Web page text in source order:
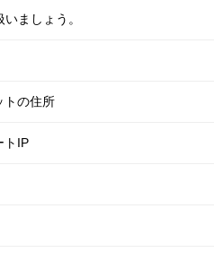
ましょう。
トの住所
トIP